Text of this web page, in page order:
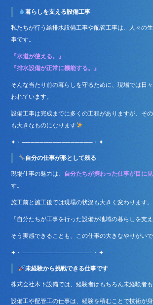
暮らしを支える設備工事
私たちが行う給排水設備工事や配管工事は、人々の
事です。
『水道が使える。』
『排水設備が正常に機能する。』
そんな当たり前の暮らしを守るために、現場では日
われています。
設備工事は完成までに多くの工程がありますが、そ
も大きなものになります
✦・────────────────・✦
自分の仕事が形として残る
現場仕事の魅力は、 自分たちが携わった仕事が目に
す。
施工前と施工後では現場の状況も大きく変わります。
「自分たちが工事を行った設備が地域の暮らしを支え
そう実感できることも、この仕事の大きなやりがい
✦・────────────────・✦
未経験から挑戦できる仕事です
株式会社木下設備では、経験者はもちろん未経験者も
設備工や配管工の仕事は、経験を積むことで技術が